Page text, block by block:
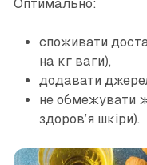
Оптимально:
споживати
на кг ваги),
додавати
не обмежувати
здоров’я шкіри).